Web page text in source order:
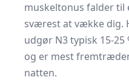
muskeltonus falder til
sværest at vække dig.
udgør N3 typisk 15-25
og er mest
natten.